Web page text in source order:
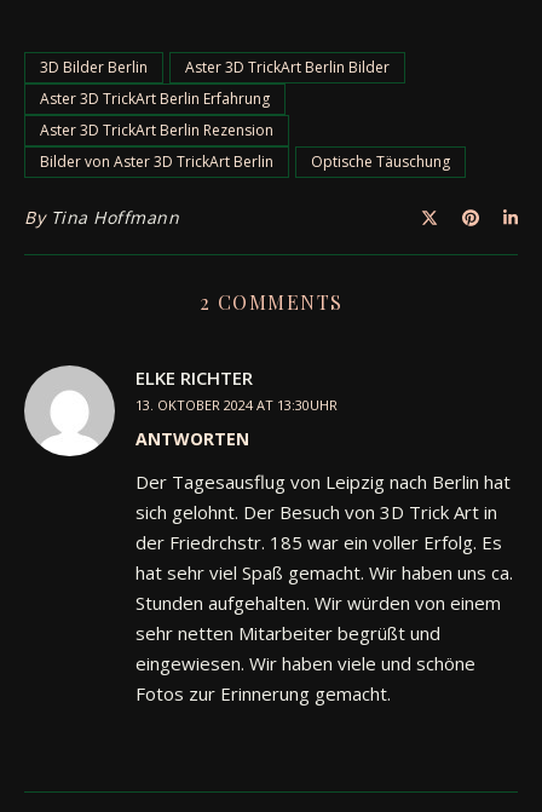
3D Bilder Berlin
Aster 3D TrickArt Berlin Bilder
Aster 3D TrickArt Berlin Erfahrung
Aster 3D TrickArt Berlin Rezension
Bilder von Aster 3D TrickArt Berlin
Optische Täuschung
By Tina Hoffmann
2 COMMENTS
ELKE RICHTER
13. OKTOBER 2024 AT 13:30UHR
ANTWORTEN
Der Tagesausflug von Leipzig nach Berlin hat
sich gelohnt. Der Besuch von 3D Trick Art in
der Friedrchstr. 185 war ein voller Erfolg. Es
hat sehr viel Spaß gemacht. Wir haben uns ca.
Stunden aufgehalten. Wir würden von einem
sehr netten Mitarbeiter begrüßt und
eingewiesen. Wir haben viele und schöne
Fotos zur Erinnerung gemacht.